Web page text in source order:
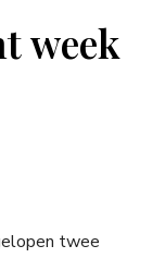
week
twee